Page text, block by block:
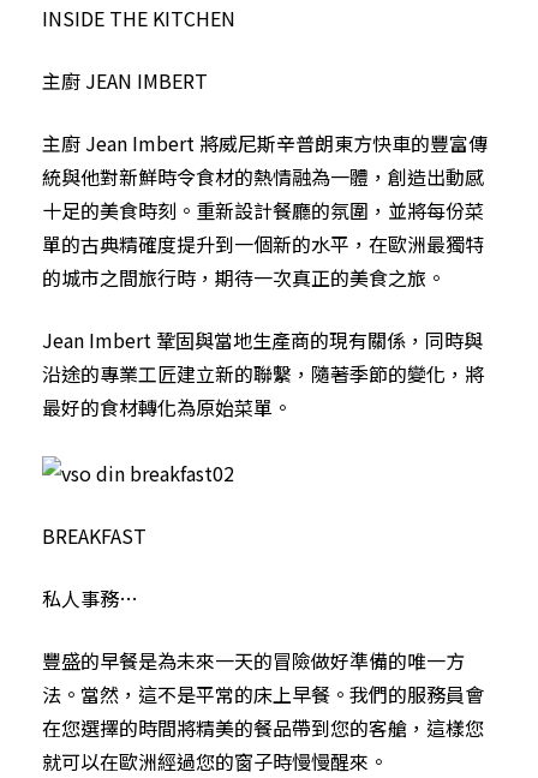
INSIDE THE KITCHEN
主廚 JEAN IMBERT
主廚 Jean Imbert 將威尼斯辛普朗東方快車的豐富傳
統與他對新鮮時令食材的熱情融為一體，創造出動感
十足的美食時刻。重新設計餐廳的氛圍，並將每份菜
單的古典精確度提升到一個新的水平，在歐洲最獨特
的城市之間旅行時，期待一次真正的美食之旅。
Jean Imbert 鞏固與當地生產商的現有關係，同時與
沿途的專業工匠建立新的聯繫，隨著季節的變化，將
最好的食材轉化為原始菜單。
BREAKFAST
私人事務…
豐盛的早餐是為未來一天的冒險做好準備的唯一方
法。當然，這不是平常的床上早餐。我們的服務員會
在您選擇的時間將精美的餐品帶到您的客艙，這樣您
就可以在歐洲經過您的窗子時慢慢醒來。